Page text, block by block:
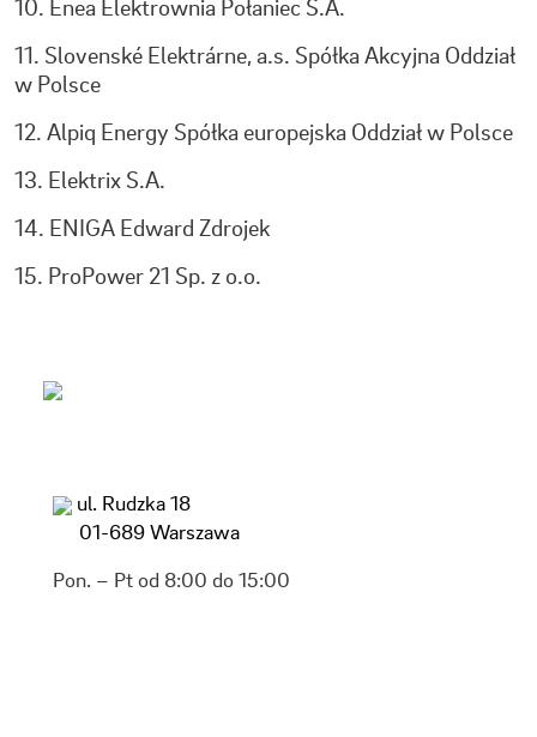
10. Enea Elektrownia Połaniec S.A.
11. Slovenské Elektrárne, a.s. Spółka Akcyjna Oddział
w Polsce
12. Alpiq Energy Spółka europejska Oddział w Polsce
13. Elektrix S.A.
14. ENIGA Edward Zdrojek
15. ProPower 21 Sp. z o.o.
Axpo Solutions A.G.
ul. Rudzka 18
01-689 Warszawa
Pon. – Pt od 8:00 do 15:00